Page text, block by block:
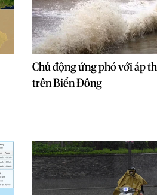
Chủ động ứng phó với áp
trên Biển Đông